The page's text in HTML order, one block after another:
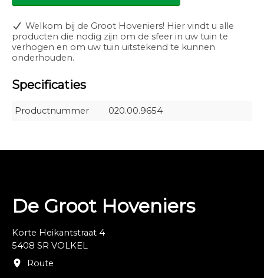
Welkom bij de Groot Hoveniers! Hier vindt u alle
producten die nodig zijn om de sfeer in uw tuin te
verhogen en om uw tuin uitstekend te kunnen
onderhouden.
Specificaties
Productnummer 020.00.9654
De Groot Hoveniers
Korte Heikantstraat 4
5408 SR VOLKEL
Route